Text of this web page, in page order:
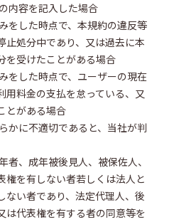
内容を記入した場合
をした時点で、本規約の違反等
止処分中であり、又は過去に本
を受けたことがある場合
をした時点で、ユーザーの現在
用料金の支払を怠っている、又
とがある場合
かに不適切であると、当社が判
者、成年被後見人、被保佐人、
権を有しない者若しくは法人と
ない者であり、法定代理人、後
は代表権を有する者の同意等を